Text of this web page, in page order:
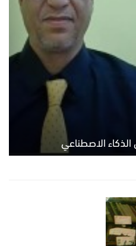
الاصطناعي